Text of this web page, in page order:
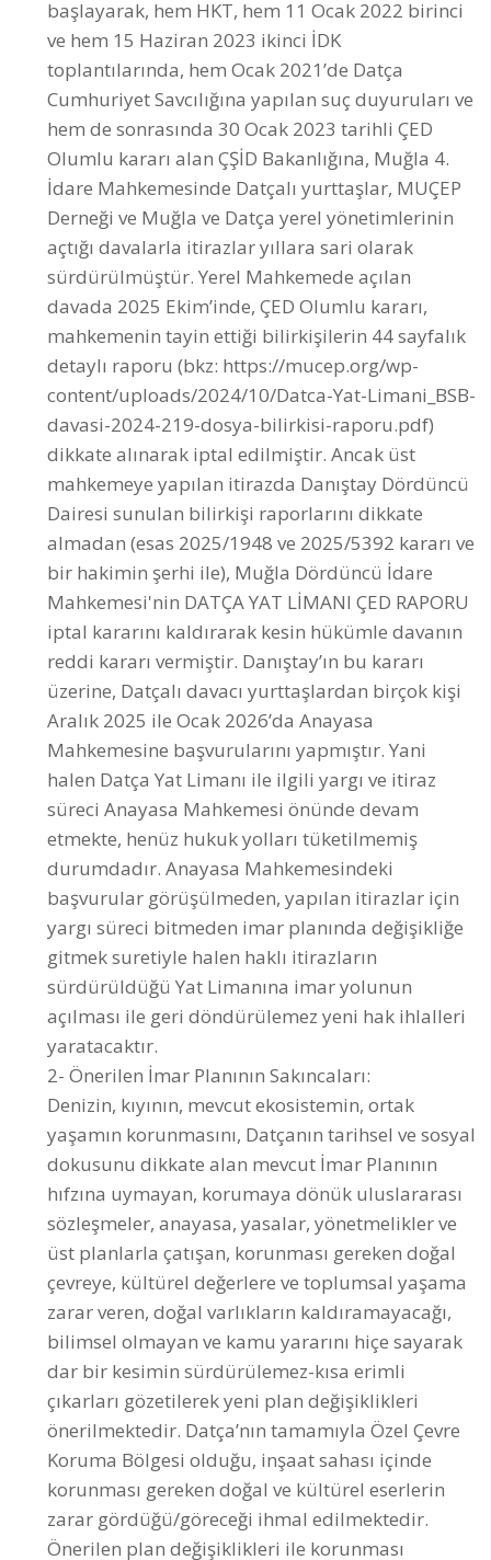
Cumhuriyet Savcılığına yapılan suç duyuruları ve
hem de sonrasında 30 Ocak 2023 tarihli ÇED
Olumlu kararı alan ÇŞİD Bakanlığına, Muğla 4.
İdare Mahkemesinde Datçalı yurttaşlar, MUÇEP
Derneği ve Muğla ve Datça yerel yönetimlerinin
açtığı davalarla itirazlar yıllara sari olarak
sürdürülmüştür. Yerel Mahkemede açılan
davada 2025 Ekim’inde, ÇED Olumlu kararı,
mahkemenin tayin ettiği bilirkişilerin 44 sayfalık
detaylı raporu (bkz: https://mucep.org/wp-
content/uploads/2024/10/Datca-Yat-Limani_BSB-
davasi-2024-219-dosya-bilirkisi-raporu.pdf)
dikkate alınarak iptal edilmiştir. Ancak üst
mahkemeye yapılan itirazda Danıştay Dördüncü
Dairesi sunulan bilirkişi raporlarını dikkate
almadan (esas 2025/1948 ve 2025/5392 kararı ve
bir hakimin şerhi ile), Muğla Dördüncü İdare
Mahkemesi'nin DATÇA YAT LİMANI ÇED RAPORU
iptal kararını kaldırarak kesin hükümle davanın
reddi kararı vermiştir. Danıştay’ın bu kararı
üzerine, Datçalı davacı yurttaşlardan birçok kişi
Aralık 2025 ile Ocak 2026’da Anayasa
Mahkemesine başvurularını yapmıştır. Yani
halen Datça Yat Limanı ile ilgili yargı ve itiraz
süreci Anayasa Mahkemesi önünde devam
etmekte, henüz hukuk yolları tüketilmemiş
durumdadır. Anayasa Mahkemesindeki
başvurular görüşülmeden, yapılan itirazlar için
yargı süreci bitmeden imar planında değişikliğe
gitmek suretiyle halen haklı itirazların
sürdürüldüğü Yat Limanına imar yolunun
açılması ile geri döndürülemez yeni hak ihlalleri
yaratacaktır.
2- Önerilen İmar Planının Sakıncaları:
Denizin, kıyının, mevcut ekosistemin, ortak
yaşamın korunmasını, Datçanın tarihsel ve sosyal
dokusunu dikkate alan mevcut İmar Planının
hıfzına uymayan, korumaya dönük uluslararası
sözleşmeler, anayasa, yasalar, yönetmelikler ve
üst planlarla çatışan, korunması gereken doğal
çevreye, kültürel değerlere ve toplumsal yaşama
zarar veren, doğal varlıkların kaldıramayacağı,
bilimsel olmayan ve kamu yararını hiçe sayarak
dar bir kesimin sürdürülemez-kısa erimli
çıkarları gözetilerek yeni plan değişiklikleri
önerilmektedir. Datça’nın tamamıyla Özel Çevre
Koruma Bölgesi olduğu, inşaat sahası içinde
korunması gereken doğal ve kültürel eserlerin
zarar gördüğü/göreceği ihmal edilmektedir.
Önerilen plan değişiklikleri ile korunması
gereken deniz ve kıyı canlılarının ötesinde
insanların önemli bir çoğunluğunun denize ve
kıyıya ulaşımı mümkün olmayacak, kent